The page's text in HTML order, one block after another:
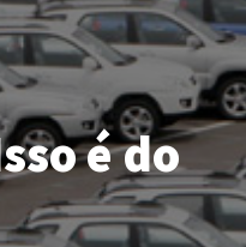
é do